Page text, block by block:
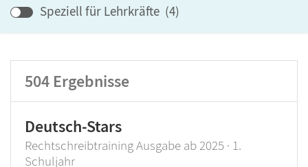
Lehrwerk/Reihe
Klassenstufe
Produktart
Speziell für Lehrkräfte (4)
504 Ergebnisse
Deutsch-Stars
Rechtschreibtraining Ausgabe ab 2025 · 1.
Schuljahr